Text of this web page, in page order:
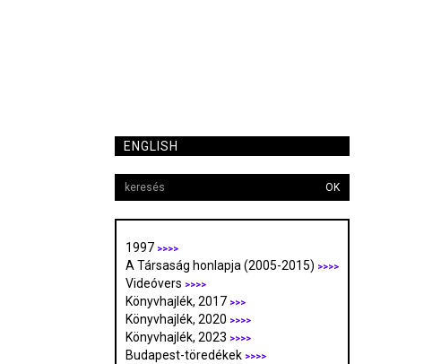
ENGLISH
OK
1997 >>>>
A Társaság honlapja (2005-2015) >>>>
Videóvers >>>>
Könyvhajlék, 2017 >>>
Könyvhajlék, 2020 >>>>
Könyvhajlék, 2023 >>>>
Budapest-töredékek >>>>